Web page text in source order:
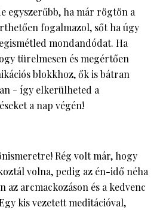
egyszerűbb, ha már rögtön a
fogalmazol, sőt ha úgy
mondandódat. Ha
türelmesen és megértően
blokkhoz, ők is bátran
- így elkerülheted a
a nap végén!
Rég volt már, hogy
volna, pedig az én-idő néha
az arcmackozáson és a kedvenc
kis vezetett meditációval,